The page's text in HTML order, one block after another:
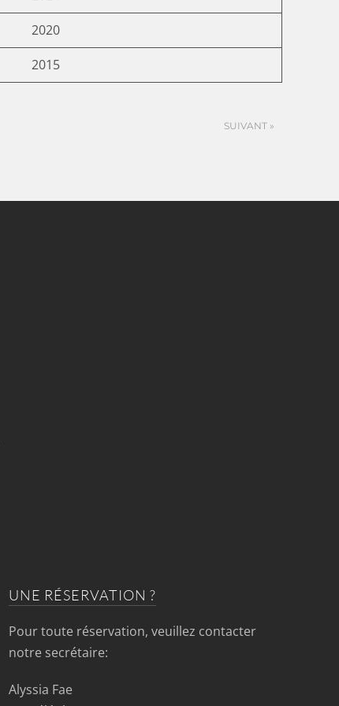
2020
2015
SUIVANT »
UNE RÉSERVATION ?
Pour toute réservation, veuillez contacter
notre secrétaire:
Alyssia Fae